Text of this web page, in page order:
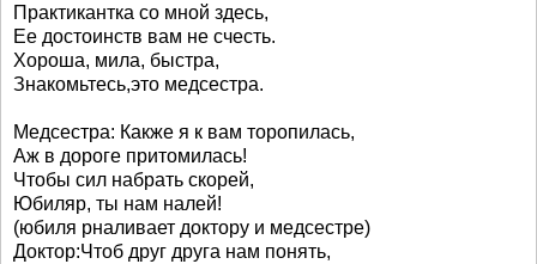
Практикантка со мной здесь,
Ее достоинств вам не счесть.
Хороша, мила, быстра,
Знакомьтесь,это медсестра.
Медсестра: Какже я к вам торопилась,
Аж в дороге притомилась!
Чтобы сил набрать скорей,
Юбиляр, ты нам налей!
(юбиля рналивает доктору и медсестре)
Доктор:Чтоб друг друга нам понять,